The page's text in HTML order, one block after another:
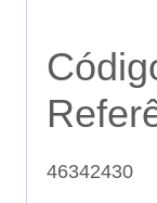
46342430